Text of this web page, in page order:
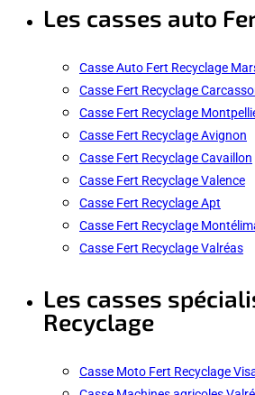
Les casses auto
Casse Auto Fert Recyclage
Casse Fert Recyclage
Casse Fert Recyclage
Casse Fert Recyclage Avignon
Casse Fert Recyclage Cavaillon
Casse Fert Recyclage Valence
Casse Fert Recyclage Apt
Casse Fert Recyclage
Casse Fert Recyclage Valréas
Les casses
Recyclage
Casse Moto Fert Recyclage